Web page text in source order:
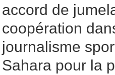
accord de
coopération
journalisme
Sahara pour la